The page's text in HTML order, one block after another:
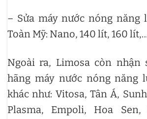
– Sửa máy nước nóng năng
Toàn Mỹ: Nano, 140 lít, 160
Ngoài ra, Limosa còn nhận
hãng máy nước nóng năng
khác như: Vitosa, Tân Á,
Plasma, Empoli, Hoa Sen,